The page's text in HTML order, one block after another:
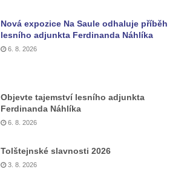
Nová expozice Na Saule odhaluje příběh
lesního adjunkta Ferdinanda Náhlíka
6. 8. 2026
Objevte tajemství lesního adjunkta
Ferdinanda Náhlíka
6. 8. 2026
Tolštejnské slavnosti 2026
3. 8. 2026